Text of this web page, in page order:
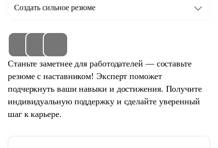
Создать сильное резюме
Станьте заметнее для работодателей — составьте
резюме с наставником! Эксперт поможет
подчеркнуть ваши навыки и достижения. Получите
индивидуальную поддержку и сделайте уверенный
шаг к карьере.